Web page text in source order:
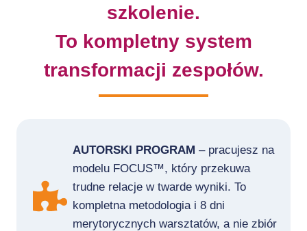
szkolenie.
To kompletny system
transformacji zespołów.
AUTORSKI PROGRAM – pracujesz na
modelu FOCUS™, który przekuwa
trudne relacje w twarde wyniki. To
kompletna metodologia i 8 dni
merytorycznych warsztatów, a nie zbiór